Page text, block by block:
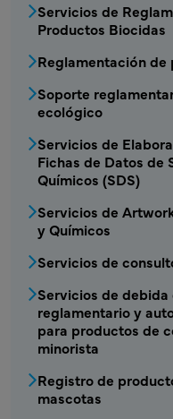
Servicios de
Productos Biocidas
Reglamentación
Soporte
ecológico
Servicios de
Fichas de Datos de
Químicos (SDS)
Servicios de
y Químicos
Servicios de
CSRA - Menú
Servicios de
reglamentario y
para productos de
minorista
Registro de
mascotas